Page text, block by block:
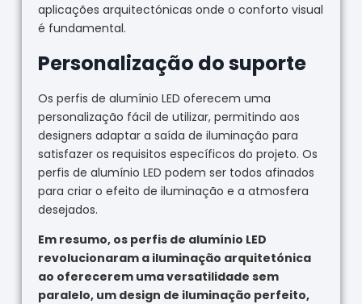
aplicações arquitectónicas onde o conforto visual
é fundamental.
Personalização do suporte
Os perfis de alumínio LED oferecem uma
personalização fácil de utilizar, permitindo aos
designers adaptar a saída de iluminação para
satisfazer os requisitos específicos do projeto. Os
perfis de alumínio LED podem ser todos afinados
para criar o efeito de iluminação e a atmosfera
desejados.
Em resumo, os perfis de alumínio LED
revolucionaram a iluminação arquitetónica
ao oferecerem uma versatilidade sem
paralelo, um design de iluminação perfeito,